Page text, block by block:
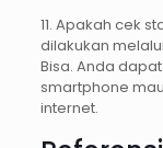
11. Apakah cek
dilakukan
Bisa. Anda
smartphone
internet.